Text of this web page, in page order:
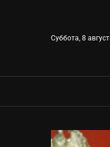
Суббота, 8